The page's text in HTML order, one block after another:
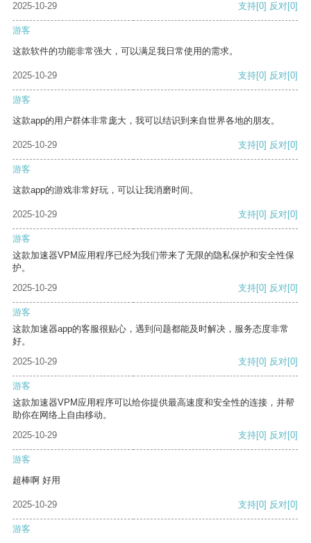
2025-10-29
支持[0] 反对[0]
游客
这款软件的功能非常强大，可以满足我日常使用的需求。
2025-10-29 支持[0] 反对[0]
游客
这款app的用户群体非常庞大，我可以结识到来自世界各地的朋友。
2025-10-29 支持[0] 反对[0]
游客
这款app的游戏非常好玩，可以让我消磨时间。
2025-10-29 支持[0] 反对[0]
游客
这款加速器VPM应用程序已经为我们带来了无限的隐私保护和安全性保
护。
2025-10-29
支持[0] 反对[0]
游客
这款加速器app的客服很贴心，遇到问题都能及时解决，服务态度非常
好。
2025-10-29
支持[0] 反对[0]
游客
这款加速器VPM应用程序可以给你提供最高速度和安全性的连接，并帮
助你在网络上自由移动。
2025-10-29
支持[0] 反对[0]
游客
超棒啊 好用
2025-10-29 支持[0] 反对[0]
游客